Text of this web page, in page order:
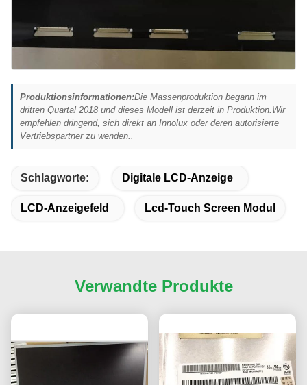
Produktionsinformationen:Die Massenproduktion begann im
dritten Quartal 2018 und dieses Modell ist derzeit in Produktion.Wir
empfehlen dringend, sich direkt an Innolux oder deren autorisierte
Vertriebspartner zu wenden..
Schlagworte: Digitale LCD-Anzeige
LCD-Anzeigefeld Lcd-Touch Screen Modul
Verwandte Produkte